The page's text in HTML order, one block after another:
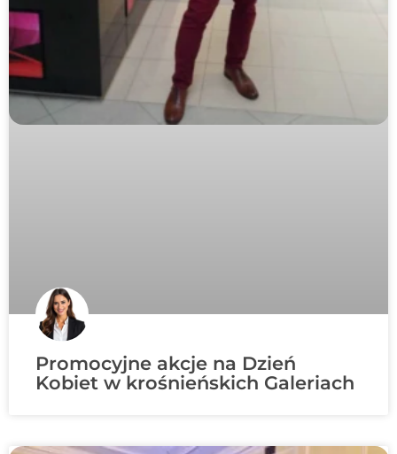
Promocyjne akcje na Dzień
Kobiet w krośnieńskich Galeriach